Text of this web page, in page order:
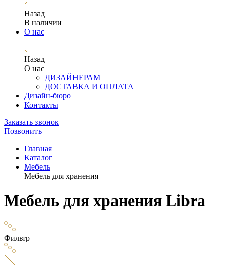
Назад
В наличии
О нас
Назад
О нас
ДИЗАЙНЕРАМ
ДОСТАВКА И ОПЛАТА
Дизайн-бюро
Контакты
Заказать звонок
Позвонить
Главная
Каталог
Мебель
Мебель для хранения
Мебель для хранения Libra
Фильтр